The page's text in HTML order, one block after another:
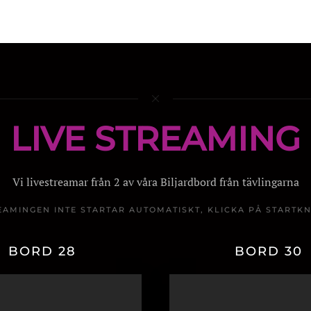
LIVE STREAMING
Vi livestreamar från 2 av våra Biljardbord från tävlingarna
INTE STARTAR AUTOMATISKT, KLICKA PÅ
BORD 28 BORD 30